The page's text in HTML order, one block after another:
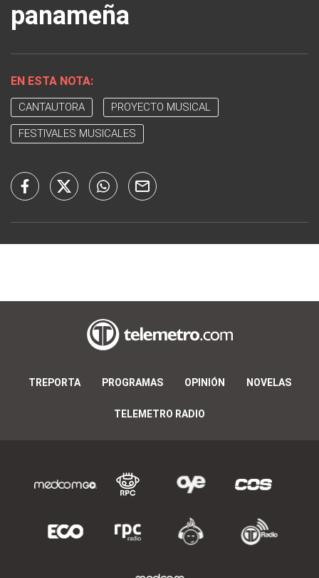
panameña
EN ESTA NOTA:
CANTAUTORA PROYECTO MUSICAL
FESTIVALES MUSICALES
TREPORTA PROGRAMAS OPINIÓN NOVELAS
TELEMETRO RADIO